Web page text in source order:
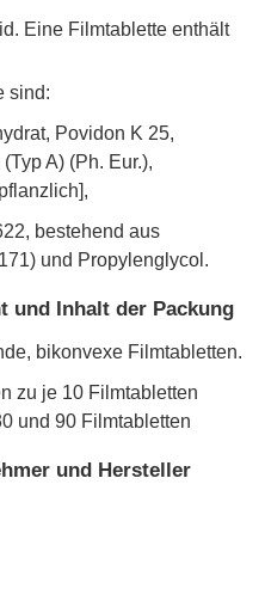
Eine Filmtablette enthält
sind:
Povidon K 25,
A) (Ph. Eur.),
bestehend aus
und Propylenglycol.
und Inhalt der Packung
bikonvexe Filmtabletten.
zu je 10 Filmtabletten
und 90 Filmtabletten
und Hersteller